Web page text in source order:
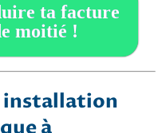
ta facture
moitié !
installation
à